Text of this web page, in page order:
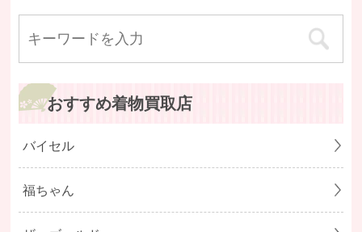
おすすめ着物買取店
バイセル
福ちゃん